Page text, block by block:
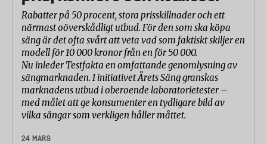
Rabatter på 50 procent, stora prisskillnader och ett
närmast oöverskådligt utbud. För den som ska köpa
säng är det ofta svårt att veta vad som faktiskt skiljer en
modell för 10 000 kronor från en för 50 000.
Nu inleder Testfakta en omfattande genomlysning av
sängmarknaden. I initiativet Årets Säng granskas
marknadens utbud i oberoende laboratorietester –
med målet att ge konsumenter en tydligare bild av
vilka sängar som verkligen håller måttet.
24 MARS